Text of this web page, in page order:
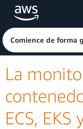
Saltar al contenido
Haga clic
Comience de forma
La
ECS,